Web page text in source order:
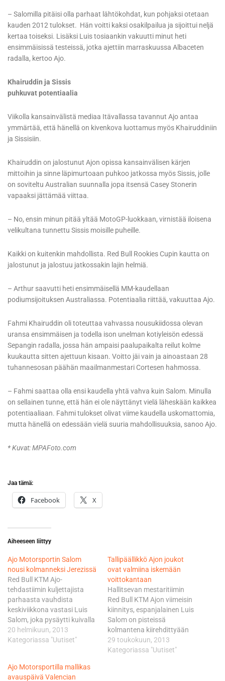
– Salomilla pitäisi olla parhaat lähtökohdat, kun pohjaksi otetaan
kauden 2012 tulokset. Hän voitti kaksi osakilpailua ja sijoittui neljä
kertaa toiseksi. Lisäksi Luis tosiaankin vakuutti minut heti
ensimmäisissä testeissä, jotka ajettiin marraskuussa Albaceten
radalla, kertoo Ajo.
Khairuddin ja Sissis
puhkuvat potentiaalia
Viikolla kansainvälistä mediaa Itävallassa tavannut Ajo antaa
ymmärtää, että hänellä on kivenkova luottamus myös Khairuddiniin
ja Sissisiin.
Khairuddin on jalostunut Ajon opissa kansainvälisen kärjen
mittoihin ja sinne läpimurtoaan puhkoo jatkossa myös Sissis, jolle
on soviteltu Australian suunnalla jopa itsensä Casey Stonerin
vapaaksi jättämää viittaa.
– No, ensin minun pitää yltää MotoGP-luokkaan, virnistää iloisena
velikultana tunnettu Sissis moisille puheille.
Kaikki on kuitenkin mahdollista. Red Bull Rookies Cupin kautta on
jalostunut ja jalostuu jatkossakin lajin helmiä.
– Arthur saavutti heti ensimmäisellä MM-kaudellaan
podiumsijoituksen Australiassa. Potentiaalia riittää, vakuuttaa Ajo.
Fahmi Khairuddin oli toteuttaa vahvassa nousukiidossa olevan
uransa ensimmäisen ja todella ison unelman kotiyleisön edessä
Sepangin radalla, jossa hän ampaisi paalupaikalta reilut kolme
kuukautta sitten ajettuun kisaan. Voitto jäi vain ja ainoastaan 28
tuhannesosan päähän maailmanmestari Cortesen hahmossa.
– Fahmi saattaa olla ensi kaudella yhtä vahva kuin Salom. Minulla
on sellainen tunne, että hän ei ole näyttänyt vielä läheskään kaikkea
potentiaaliaan. Fahmi tulokset olivat viime kaudella uskomattomia,
mutta hänellä on edessään vielä suuria mahdollisuuksia, sanoo Ajo.
* Kuvat: MPAFoto.com
Jaa tämä:
Facebook X
Aiheeseen liittyy
Ajo Motorsportin Salom
nousi kolmanneksi Jerezissä
Red Bull KTM Ajo-
tehdastiimin kuljettajista
parhaasta vauhdista
keskiviikkona vastasi Luis
Salom, joka pysäytti kuivalla
radalla kellot ajassa
1.47,109. Se riitti
Pystyimme hyödyntämään
20 helmikuun, 2013
Kategoriassa "Uutiset"
Tallipäällikkö Ajon joukot
ovat valmiina iskemään
voittokantaan
Hallitsevan mestaritiimin
Red Bull KTM Ajon viimeisin
kiinnitys, espanjalainen Luis
Salom on pisteissä
kolmantena kiirehdittyään
kärkitrioon kaikissa
osakilpailussa. Salom on
29 toukokuun, 2013
Kategoriassa "Uutiset"
Ajo Motorsportilla mallikas
avauspäivä Valencian